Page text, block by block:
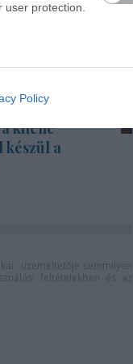
user protection.
Policy
kilenc
készül a